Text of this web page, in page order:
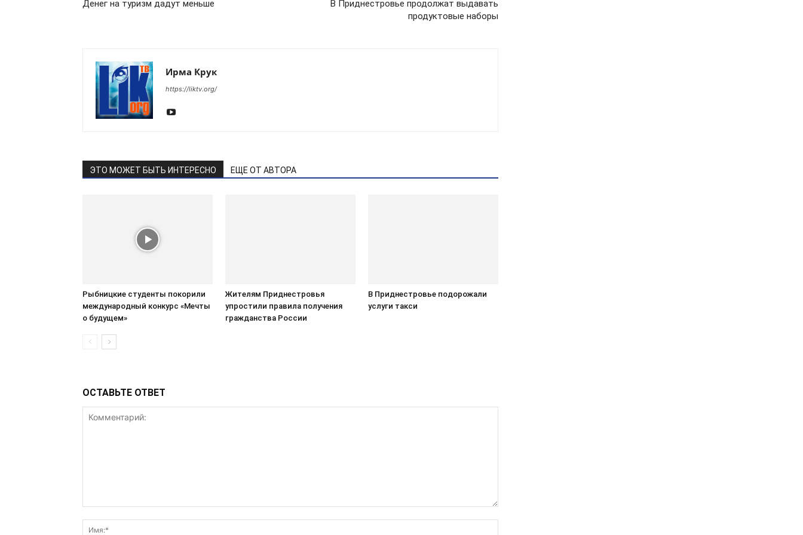
Денег на туризм дадут меньше
В Приднестровье продолжат выдавать
продуктовые наборы
Ирма Крук
https://liktv.org/
ЭТО МОЖЕТ БЫТЬ ИНТЕРЕСНО ЕЩЕ ОТ АВТОРА
Рыбницкие студенты покорили
международный конкурс «Мечты
о будущем»
Жителям Приднестровья
упростили правила получения
гражданства России
В Приднестровье подорожали
услуги такси
ОСТАВЬТЕ ОТВЕТ